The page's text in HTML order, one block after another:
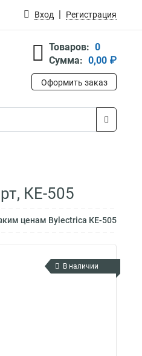
Вход Регистрация
Товаров: 0
Сумма: 0,00 ₽
Оформить заказ
КЕ-505
ценам Bylectrica КЕ-505
В наличии